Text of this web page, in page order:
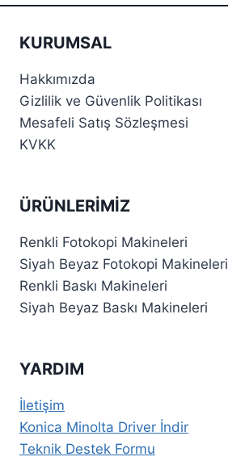
KURUMSAL
Hakkımızda
Gizlilik ve Güvenlik Politikası
Mesafeli Satış Sözleşmesi
KVKK
ÜRÜNLERIMIZ
Renkli Fotokopi Makineleri
Siyah Beyaz Fotokopi Makineleri
Renkli Baskı Makineleri
Siyah Beyaz Baskı Makineleri
YARDIM
İletişim
Konica Minolta Driver İndir
Teknik Destek Formu